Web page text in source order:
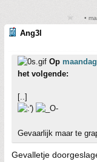
•
Ang3l
Op
het volgende:
[..]
Gevaarlijk maar te
Gevalletje